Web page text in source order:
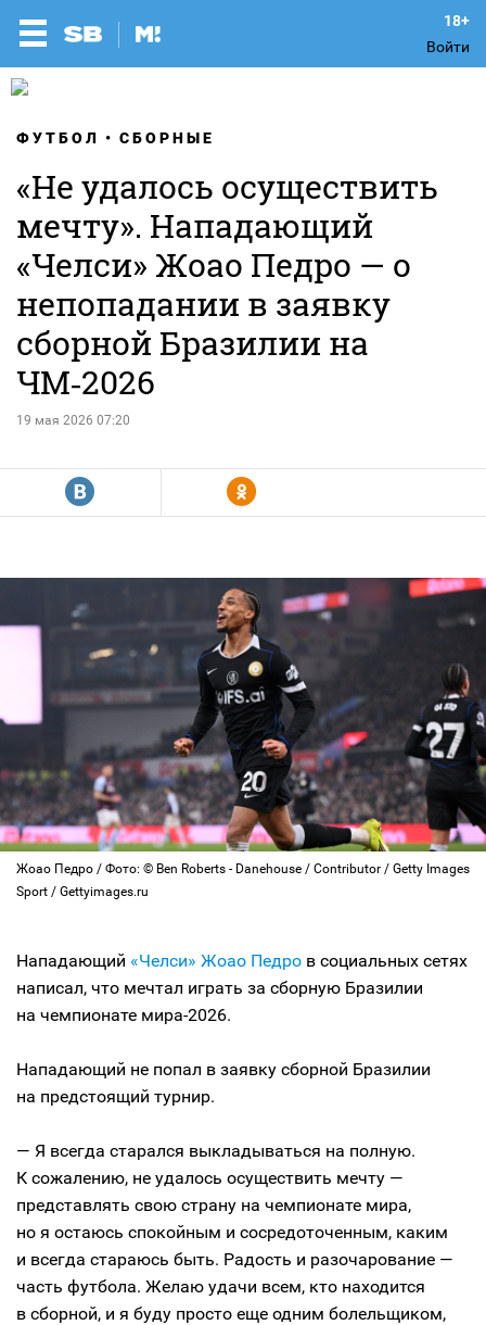
Войти
ФУТБОЛ СБОРНЫЕ
«Не удалось осуществить
мечту». Нападающий
«Челси» Жоао Педро — о
непопадании в заявку
сборной Бразилии на
ЧМ‑2026
19 мая 2026 07:20
R Y
Жоао Педро / Фото: © Ben Roberts - Danehouse / Contributor / Getty Images
Sport / Gettyimages.ru
Нападающий «Челси» Жоао Педро в социальных сетях
написал, что мечтал играть за сборную Бразилии
на чемпионате мира-2026.
Нападающий не попал в заявку сборной Бразилии
на предстоящий турнир.
— Я всегда старался выкладываться на полную.
К сожалению, не удалось осуществить мечту —
представлять свою страну на чемпионате мира,
но я остаюсь спокойным и сосредоточенным, каким
и всегда стараюсь быть. Радость и разочарование —
часть футбола. Желаю удачи всем, кто находится
в сборной, и я буду просто еще одним болельщиком,